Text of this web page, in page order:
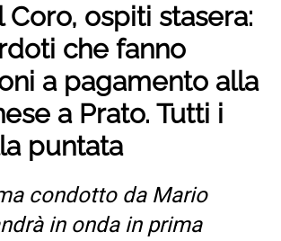
Coro, ospiti stasera:
che fanno
a pagamento alla
a Prato. Tutti i
puntata
condotto da Mario
in onda in prima